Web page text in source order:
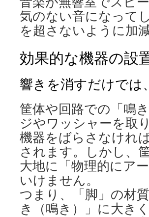
気のない音になって
を超さないように加
効果的な機器の設
響きを消すだけでは
筐体や回路での「鳴
ジやワッシャーを取
機器をばらさなけれ
されます。しかし、
大地に「物理的にア
いけません。
つまり、「脚」の材
き（鳴き）」に大き